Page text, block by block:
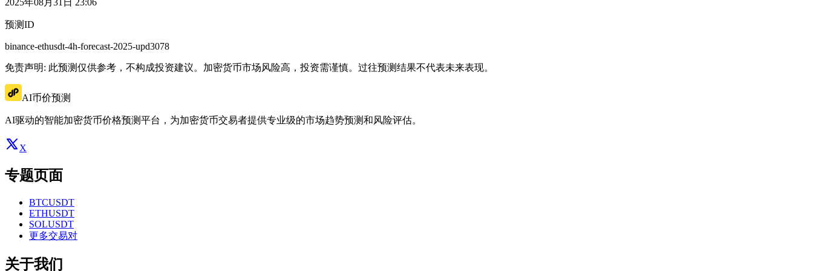
2025年08月31日 23:06
预测ID
binance-ethusdt-4h-forecast-2025-upd3078
免责声明: 此预测仅供参考，不构成投资建议。加密货币市场风险高，投资需谨慎。过往预测结果不代表未来表现。
AI币价预测
AI驱动的智能加密货币价格预测平台，为加密货币交易者提供专业级的市场趋势预测和风险评估。
X
专题页面
BTCUSDT
ETHUSDT
SOLUSDT
更多交易对
关于我们